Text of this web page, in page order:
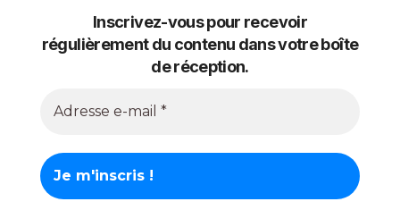
Inscrivez-vous pour recevoir
régulièrement du contenu dans votre boîte
de réception.